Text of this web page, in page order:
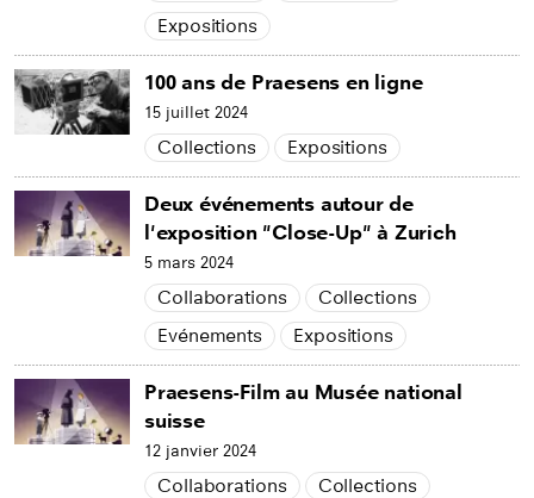
Expositions
100 ans de Praesens en ligne
15 juillet 2024
Collections Expositions
Deux événements autour de
l'exposition "Close-Up" à Zurich
5 mars 2024
Collaborations
Collections
Evénements
Expositions
Praesens-Film au Musée national
suisse
12 janvier 2024
Collaborations
Collections